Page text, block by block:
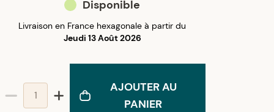
Disponible
Livraison en France hexagonale à partir du
Jeudi 13 Août 2026
AJOUTER AU
PANIER